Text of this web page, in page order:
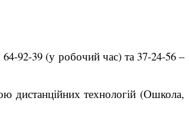
92-39 (у робочий час) та 37-24-56 –
дистанційних технологій (Ошкола,